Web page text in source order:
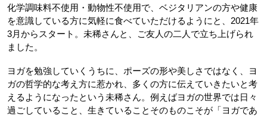
化学調味料不使用・動物性不使用で、ベジタリアンの方や健康
を意識している方に気軽に食べていただけるようにと、2021年
3月からスタート。未稀さんと、ご友人の二人で立ち上げられ
ました。
ヨガを勉強していくうちに、ポーズの形や美しさではなく、ヨ
ガの哲学的な考え方に惹かれ、多くの方に伝えていきたいと考
えるようになったという未稀さん。例えばヨガの世界では日々
過ごしていること、生きていることそのものこそが「ヨガであ